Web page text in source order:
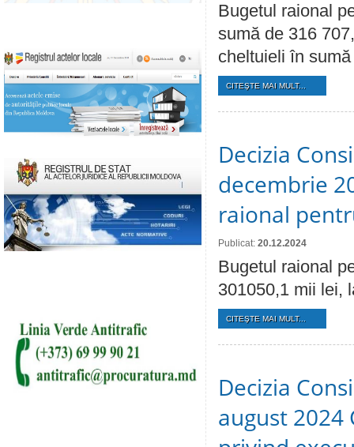
Bugetul raional
sumă de 316
cheltuieli în
CITEŞTE MAI MULT...
Decizia
decembrie
raional
Publicat: 20.12.2024
Bugetul raional
301050,1 mii lei,
CITEŞTE MAI MULT...
Decizia
august